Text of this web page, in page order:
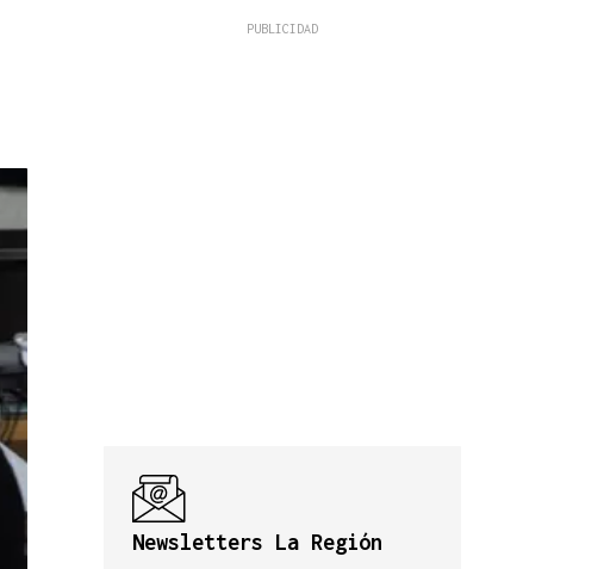
Newsletters La Región